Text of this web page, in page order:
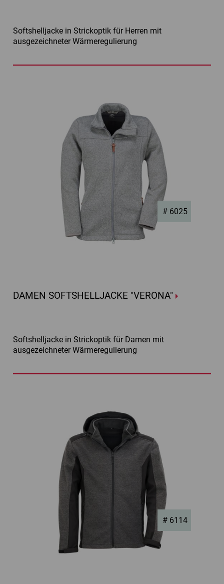
Softshelljacke in Strickoptik für Herren mit
ausgezeichneter Wärmeregulierung
# 6025
DAMEN SOFTSHELLJACKE "VERONA"
Softshelljacke in Strickoptik für Damen mit
ausgezeichneter Wärmeregulierung
# 6114